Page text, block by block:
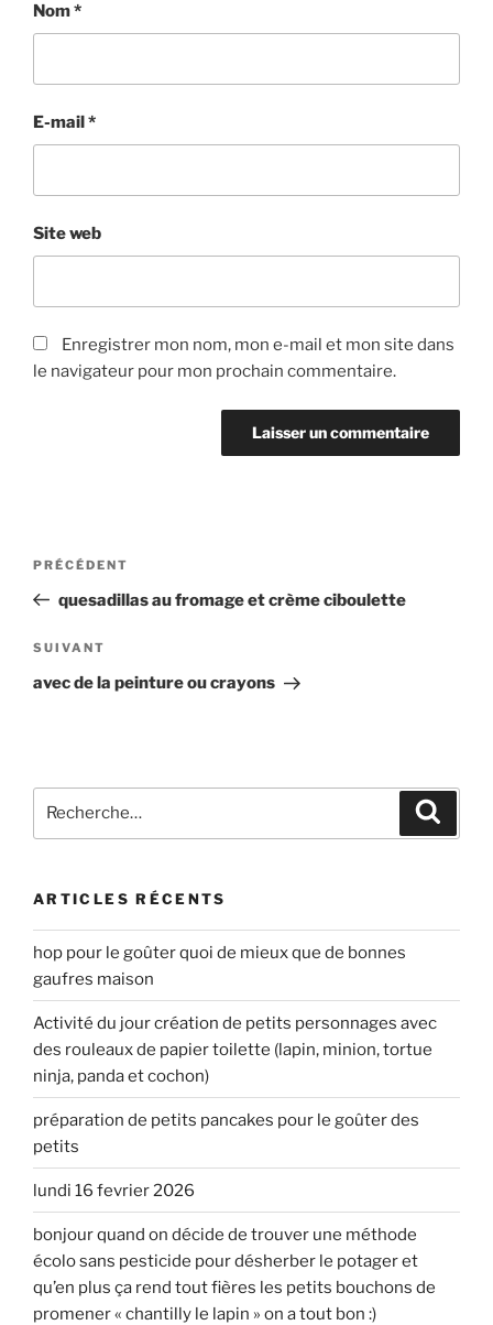
Nom*
E-mail*
Site web
Enregistrer mon nom, mon e-mail et mon site dans
le navigateur pour mon prochain commentaire.
Navigation
l’article
Article
précédent
PRÉCÉDENT
quesadillas au fromage et crème ciboulette
Article
suivant
SUIVANT
avec de la peinture ou crayons
pour
ARTICLES RÉCENTS
hop pour le goûter quoi de mieux que de bonnes
gaufres maison
Activité du jour création de petits personnages avec
des rouleaux de papier toilette (lapin, minion, tortue
ninja, panda et cochon)
préparation de petits pancakes pour le goûter des
petits
lundi 16 fevrier 2026
bonjour quand on décide de trouver une méthode
écolo sans pesticide pour désherber le potager et
qu’en plus ça rend tout fières les petits bouchons de
promener « chantilly le lapin » on a tout bon :)